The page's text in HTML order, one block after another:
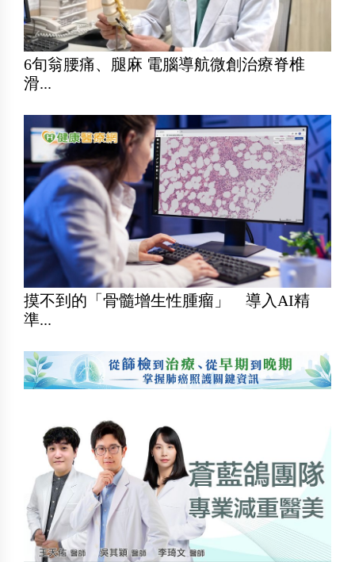
6旬翁腰痛、腿麻 電腦導航微創治療脊椎
滑...
摸不到的「骨髓增生性腫瘤」 導入AI精
準...